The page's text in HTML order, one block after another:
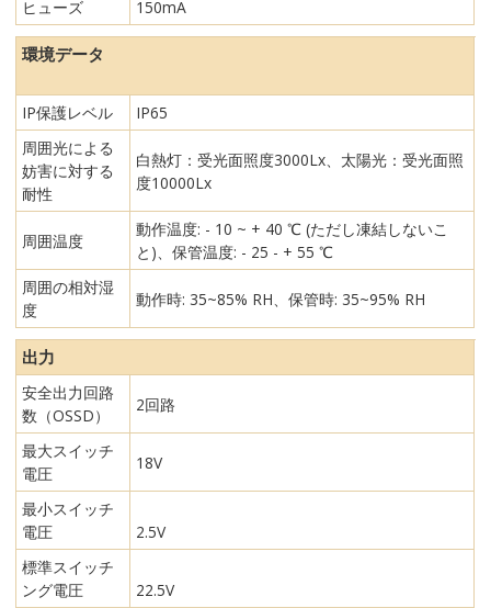
ヒューズ 150mA
環境データ
IP保護レベル
IP65
周囲光による
妨害に対する
耐性
白熱灯：受光面照度3000Lx、太陽光：受光面照
度10000Lx
周囲温度
動作温度: - 10 ~ + 40 ℃ (ただし凍結しないこ
と)、保管温度: - 25 - + 55 ℃
周囲の相対湿
度
動作時: 35~85% RH、保管時: 35~95% RH
出力
安全出力回路
数（OSSD）
2回路
最大スイッチ
電圧
18V
最小スイッチ
電圧
2.5V
標準スイッチ
ング電圧
22.5V